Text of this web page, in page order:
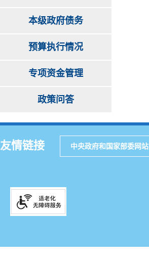
本级政府债务
预算执行情况
专项资金管理
政策问答
友情链接 中央政府和国家部委网站